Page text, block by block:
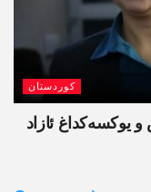
کوردستان
یوکسەکداغ ئازاد